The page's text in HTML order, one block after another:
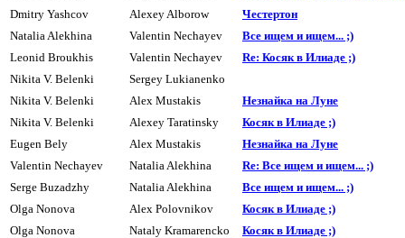
Dmitry Yashcov
Alexey Alborow
Честертон
Natalia Alekhina
Valentin Nechayev
Все ищем и ищем... ;)
Leonid Broukhis
Valentin Nechayev
Re: Косяк в Илиаде ;)
Nikita V. Belenki
Sergey Lukianenko
Nikita V. Belenki
Alex Mustakis
Hезнайка на Луне
Nikita V. Belenki
Alexey Taratinsky
Косяк в Илиаде ;)
Eugen Bely
Alex Mustakis
Hезнайка на Луне
Valentin Nechayev
Natalia Alekhina
Re: Все ищем и ищем... ;)
Serge Buzadzhy
Natalia Alekhina
Все ищем и ищем... ;)
Olga Nonova
Alex Polovnikov
Косяк в Илиаде ;)
Olga Nonova
Nataly Kramarencko
Косяк в Илиаде ;)